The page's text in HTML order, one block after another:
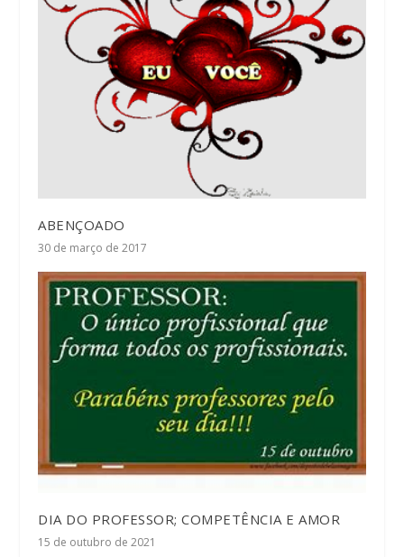
ABENÇOADO
30 de março de 2017
DIA DO PROFESSOR; COMPETÊNCIA E AMOR
15 de outubro de 2021